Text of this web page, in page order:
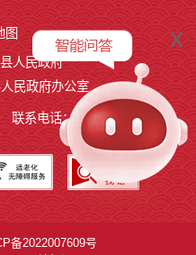
x
图
人民政府
民政府办公室
联系电话：0873-4221495
备2022007609号